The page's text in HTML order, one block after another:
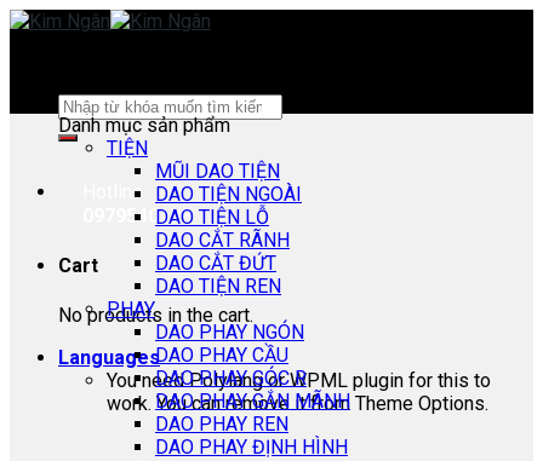
Skip
Search
for:
Hotline:
0979540178
Cart
No products in the cart.
Languages
You need Polylang or WPML plugin for this to
work. You can remove it from Theme Options.
Danh mục sản phẩm
TIỆN
MŨI DAO TIỆN
DAO TIỆN NGOÀI
DAO TIỆN LỖ
DAO CẮT RÃNH
DAO CẮT ĐỨT
DAO TIỆN REN
PHAY
DAO PHAY NGÓN
DAO PHAY CẦU
DAO PHAY GÓC R
DAO PHAY GẮN MÃNH
DAO PHAY REN
DAO PHAY ĐỊNH HÌNH